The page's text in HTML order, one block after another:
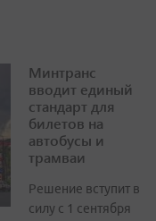
Минтранс
вводит единый
стандарт для
билетов на
автобусы и
трамваи
Решение вступит в
силу с 1 сентября